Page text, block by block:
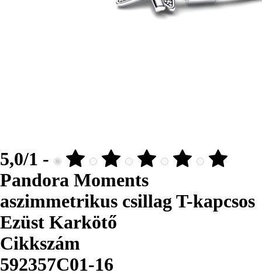
5,0/1 -
Pandora Moments
aszimmetrikus csillag T-kapcsos
Ezüst Karkötő
Cikkszám
592357C01-16